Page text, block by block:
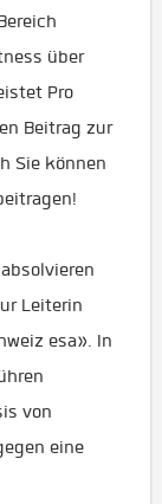
über
Pro
Beitrag zur
Sie können
Leiterin
esa». In
von
eine